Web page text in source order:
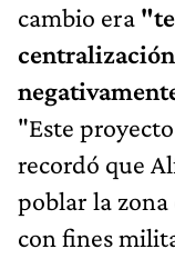
cambio era
"Este
recordó que
poblar la
con fines